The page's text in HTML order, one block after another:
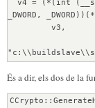
_DWORD,
         v3,
\netfilter.cpp",
         993,
         0);
És a dir, els dos de la